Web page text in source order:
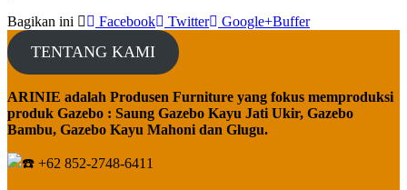
Bagikan ini
Facebook Twitter Google+Buffer
TENTANG KAMI
ARINIE adalah Produsen Furniture yang fokus memproduksi
produk Gazebo : Saung Gazebo Kayu Jati Ukir, Gazebo
Bambu, Gazebo Kayu Mahoni dan Glugu.
+62 852-2748-6411